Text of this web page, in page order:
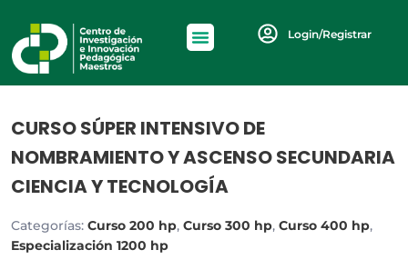
Login/Registrar
CURSO SÚPER INTENSIVO DE
NOMBRAMIENTO Y ASCENSO SECUNDARIA
CIENCIA Y TECNOLOGÍA
Categorías: Curso 200 hp, Curso 300 hp, Curso 400 hp,
Especialización 1200 hp